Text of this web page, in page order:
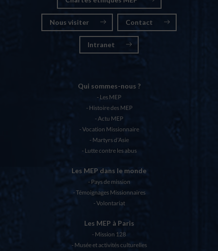
Nous visiter Contact
Intranet
Qui sommes-nous ?
Les MEP
Histoire des MEP
Actu MEP
Vocation Missionnaire
Martyrs d’Asie
Lutte contre les abus
Les MEP dans le monde
Pays de mission
Témoignages Missionnaires
Volontariat
Les MEP à Paris
Mission 128
Musée et activités culturelles